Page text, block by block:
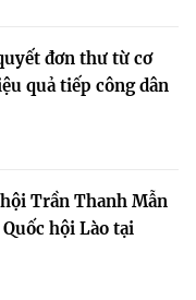
đơn thư từ cơ
quả tiếp công dân
Trần Thanh Mẫn
hội Lào tại